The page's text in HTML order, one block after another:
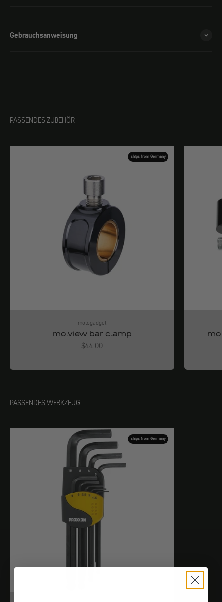
Gebrauchsanweisung
PASSENDES ZUBEHÖR
ships from Germany
motogadget
mo.view bar clamp
Angebot
$44.00
PASSENDES WERKZEUG
ships from Germany